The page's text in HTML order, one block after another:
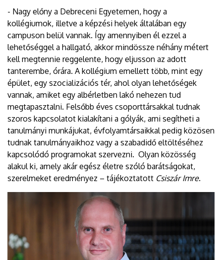
- Nagy előny a Debreceni Egyetemen, hogy a
kollégiumok, illetve a képzési helyek általában egy
campuson belül vannak. Így amennyiben él ezzel a
lehetőséggel a hallgató, akkor mindössze néhány métert
kell megtennie reggelente, hogy eljusson az adott
tanterembe, órára. A kollégium emellett több, mint egy
épület, egy szocializációs tér, ahol olyan lehetőségek
vannak, amiket egy albérletben lakó nehezen tud
megtapasztalni. Felsőbb éves csoporttársakkal tudnak
szoros kapcsolatot kialakítani a gólyák, ami segítheti a
tanulmányi munkájukat, évfolyamtársaikkal pedig közösen
tudnak tanulmányaikhoz vagy a szabadidő eltöltéséhez
kapcsolódó programokat szervezni. Olyan közösség
alakul ki, amely akár egész életre szóló barátságokat,
szerelmeket eredményez – tájékoztatott Csiszár Imre.